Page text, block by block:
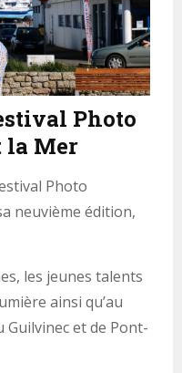
Photo
la Mer
Photo
neuvième édition,
les jeunes talents
ainsi qu’au
Guilvinec et de Pont-